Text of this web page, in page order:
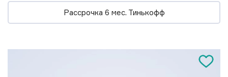
Рассрочка 6 мес. Тинькофф